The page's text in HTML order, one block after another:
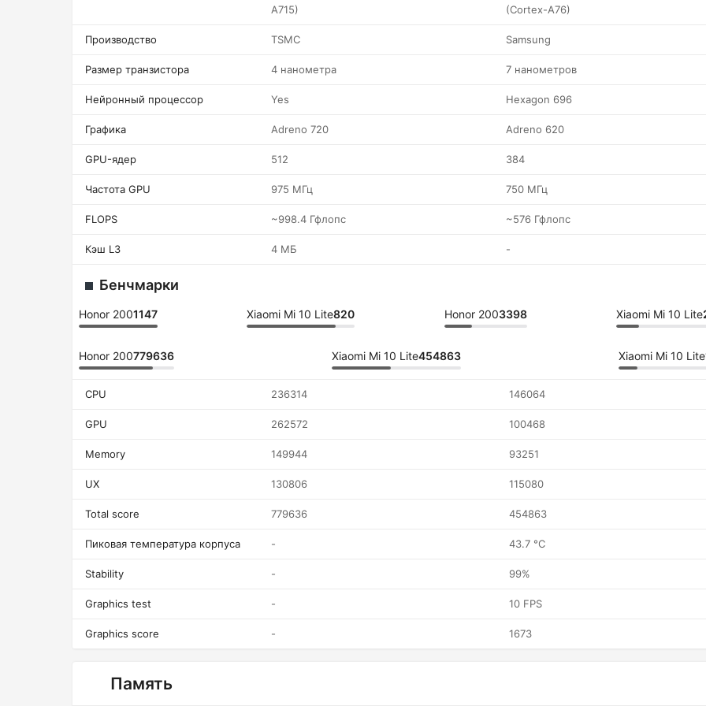
A715) (Cortex-A76)
Производство TSMC Samsung
Размер транзистора 4 нанометра 7 нанометров
Нейронный процессор Yes Hexagon 696
Графика Adreno 720 Adreno 620
GPU-ядер 512 384
Частота GPU 975 МГц 750 МГц
FLOPS ~998.4 Гфлопс ~576 Гфлопс
Кэш L3 4 МБ -
Бенчмарки
Honor 2001147 Xiaomi Mi 10 Lite820 Honor 2003398 Xiaomi Mi 10 Lite
Honor 200779636 Xiaomi Mi 10 Lite454863 Xiaomi Mi 10 Lite
CPU 236314 146064
GPU 262572 100468
Memory 149944 93251
UX 130806 115080
Total score 779636 454863
Пиковая температура корпуса - 43.7 °C
Stability - 99%
Graphics test - 10 FPS
Graphics score - 1673
Память